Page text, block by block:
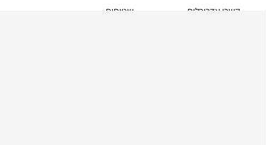
קשרי אדריכלים
שטיחים